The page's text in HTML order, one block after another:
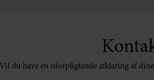
Vil du have en uforpligtende afklaring af